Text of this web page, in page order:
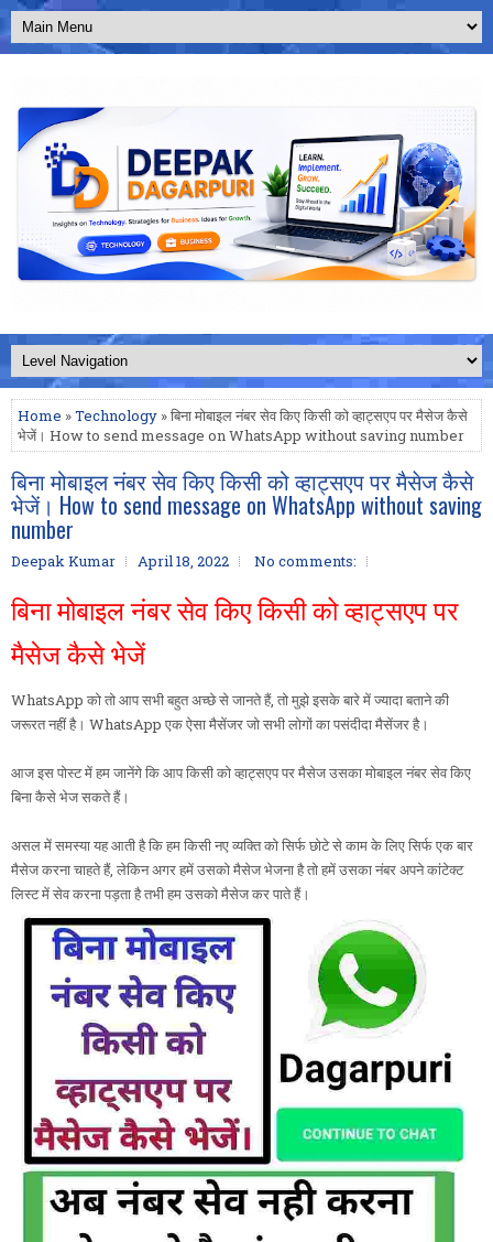
Home »Technology » बिना मोबाइल नंबर सेव किए किसी को व्हाट्सएप पर मैसेज कैसे
भेजें। How to send message on WhatsApp without saving number
बिना मोबाइल नंबर सेव किए किसी को व्हाट्सएप पर मैसेज कैसे
भेजें। How to send message on WhatsApp without saving
number
Deepak Kumar April 18, 2022 No comments:
बिना मोबाइल नंबर सेव किए किसी को व्हाट्सएप पर
मैसेज कैसे भेजें
WhatsApp को तो आप सभी बहुत अच्छे से जानते हैं, तो मुझे इसके बारे में ज्यादा बताने की
जरूरत नहीं है। WhatsApp एक ऐसा मैसेंजर जो सभी लोगों का पसंदीदा मैसेंजर है।
आज इस पोस्ट में हम जानेंगे कि आप किसी को व्हाट्सएप पर मैसेज उसका मोबाइल नंबर सेव किए
बिना कैसे भेज सकते हैं।
असल में समस्या यह आती है कि हम किसी नए व्यक्ति को सिर्फ छोटे से काम के लिए सिर्फ एक बार
मैसेज करना चाहते हैं, लेकिन अगर हमें उसको मैसेज भेजना है तो हमें उसका नंबर अपने कांटेक्ट
लिस्ट में सेव करना पड़ता है तभी हम उसको मैसेज कर पाते हैं।